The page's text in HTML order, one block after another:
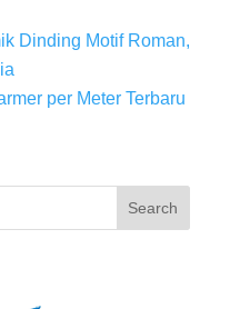
Dinding Motif Roman,
per Meter Terbaru